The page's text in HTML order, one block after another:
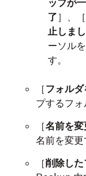
ップが
了］、［
止しま
ーソル
す。
［フォル
プするフォ
［名前を変
名前を変更
［削除し